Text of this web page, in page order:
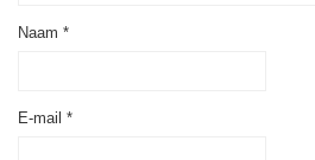
Naam *
E-mail *